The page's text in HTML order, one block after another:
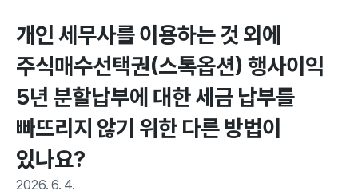
개인 세무사를 이용하는 것 외에
주식매수선택권(스톡옵션) 행사이익
5년 분할납부에 대한 세금 납부를
빠뜨리지 않기 위한 다른 방법이
있나요?
2026. 6. 4.